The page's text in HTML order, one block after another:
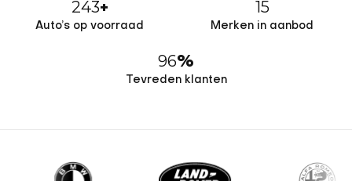
243+
Auto’s op voorraad
15
Merken in aanbod
96%
Tevreden klanten